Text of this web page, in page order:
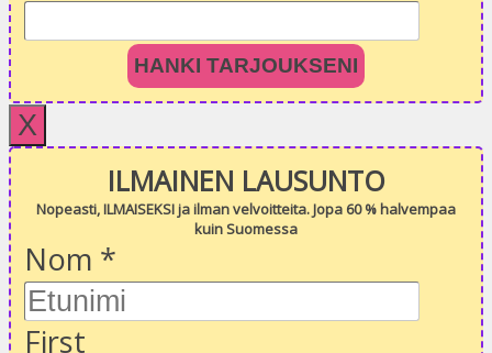
HANKI TARJOUKSENI
X
ILMAINEN LAUSUNTO
Nopeasti, ILMAISEKSI ja ilman velvoitteita. Jopa 60 % halvempaa
kuin Suomessa
Nom *
First